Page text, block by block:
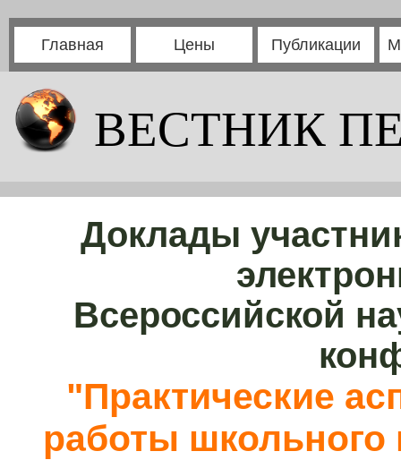
Главная Цены Публикации
ВЕСТНИК
Доклады
Всероссийской
"Практические
работы школьного